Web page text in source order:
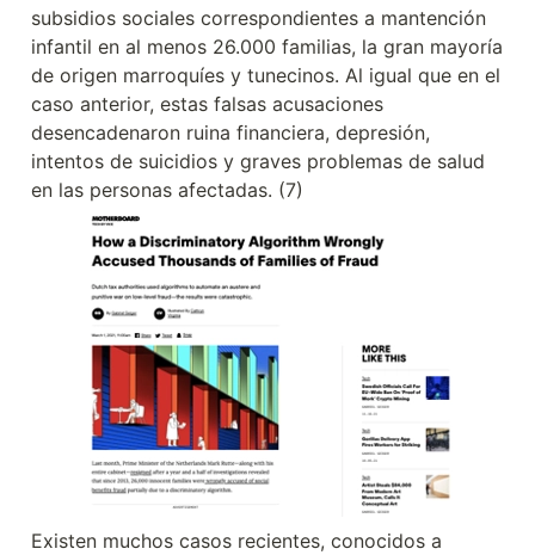
subsidios sociales correspondientes a mantención
infantil en al menos 26.000 familias, la gran mayoría
de origen marroquíes y tunecinos. Al igual que en el
caso anterior, estas falsas acusaciones
desencadenaron ruina financiera, depresión,
intentos de suicidios y graves problemas de salud
en las personas afectadas. (7)
Existen muchos casos recientes, conocidos a